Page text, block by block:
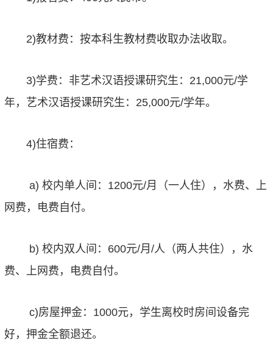
2)教材费：按本科生教材费收取办法收取。
3)学费：非艺术汉语授课研究生：21,000元/学
年， 艺术汉语授课研究生：25,000元/学年。
4)住宿费：
a) 校内单人间：1200元/月（一人住），水费、上
网费，电费自付。
b) 校内双人间：600元/月/人（两人共住），水
费、上网费，电费自付。
c)房屋押金：1000元，学生离校时房间设备完
好，押金全额退还。